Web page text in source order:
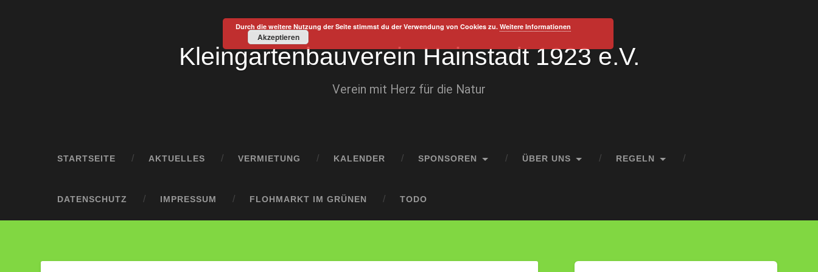
Kleingartenbauverein Hainstadt 1923 e.V.
Verein mit Herz für die Natur
STARTSEITE AKTUELLES VERMIETUNG KALENDER SPONSOREN ÜBER UNS REGELN
DATENSCHUTZ IMPRESSUM FLOHMARKT IM GRÜNEN TODO
Durch die weitere Nutzung der Seite stimmst du der Verwendung von Cookies zu. Weitere Informationen
Akzeptieren